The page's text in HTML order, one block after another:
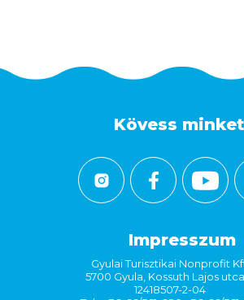
Kövess
Impresszum
Gyulai Turisztikai Nonprofit
5700 Gyula, Kossuth Lajos utca
12418507-2-04